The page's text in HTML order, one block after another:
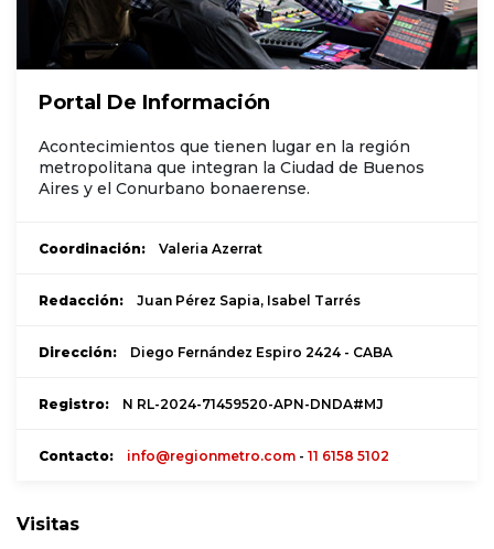
Portal De Información
Acontecimientos que tienen lugar en la región
metropolitana que integran la Ciudad de Buenos
Aires y el Conurbano bonaerense.
Coordinación: Valeria Azerrat
Redacción: Juan Pérez Sapia, Isabel Tarrés
Dirección: Diego Fernández Espiro 2424 - CABA
Registro: N RL-2024-71459520-APN-DNDA#MJ
Contacto: info@regionmetro.com - 11 6158 5102
Visitas